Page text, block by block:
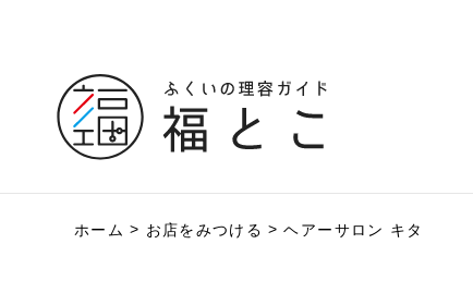
ホーム お店をみつける ヘアーサロン キタ